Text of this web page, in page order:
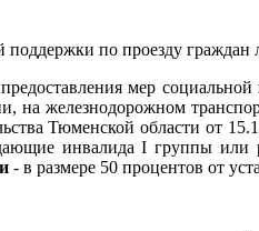
мер
на железнодорожном
Тюменской области от
инвалида I группы или
- в размере 50 процентов от